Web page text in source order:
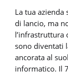
La tua
di lancio, ma
l’infrastruttura
sono diventati
ancorata al
informatico. Il